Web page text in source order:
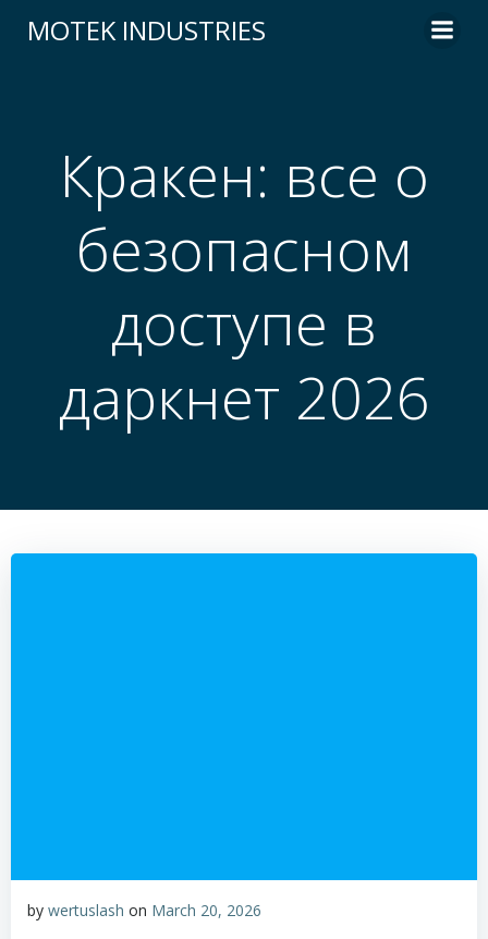
to
MOTEK INDUSTRIES
Кракен: все о
безопасном
доступе в
даркнет 2026
by wertuslash on March 20, 2026